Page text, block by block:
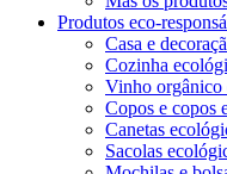
Produtos eco-
Casa e
Cozinha
Vinho orgânico
Copos e copos
Canetas
Sacolas